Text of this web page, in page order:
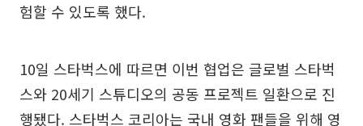
험할 수 있도록 했다.
10일 스타벅스에 따르면 이번 협업은 글로벌 스타벅
스와 20세기 스튜디오의 공동 프로젝트 일환으로 진
행됐다. 스타벅스 코리아는 국내 영화 팬들을 위해 영